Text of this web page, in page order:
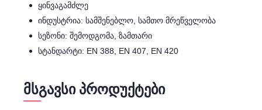
ყინვაგამძლე
ინდუსტრია: სამშენებლო, სამთო მრეწველობა
სეზონი: შემოდგომა, ზამთარი
სტანდარტი: EN 388, EN 407, EN 420
ᲛᲡᲒᲐᲕᲡᲘ ᲞᲠᲝᲓᲣᲥᲢᲔᲑᲘ